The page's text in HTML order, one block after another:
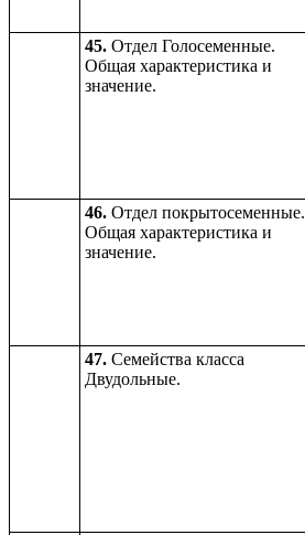
45. Отдел Голосеменные.
Общая характеристика и
значение.
46. Отдел покрытосеменные.
Общая характеристика и
значение.
47. Семейства класса
Двудольные.